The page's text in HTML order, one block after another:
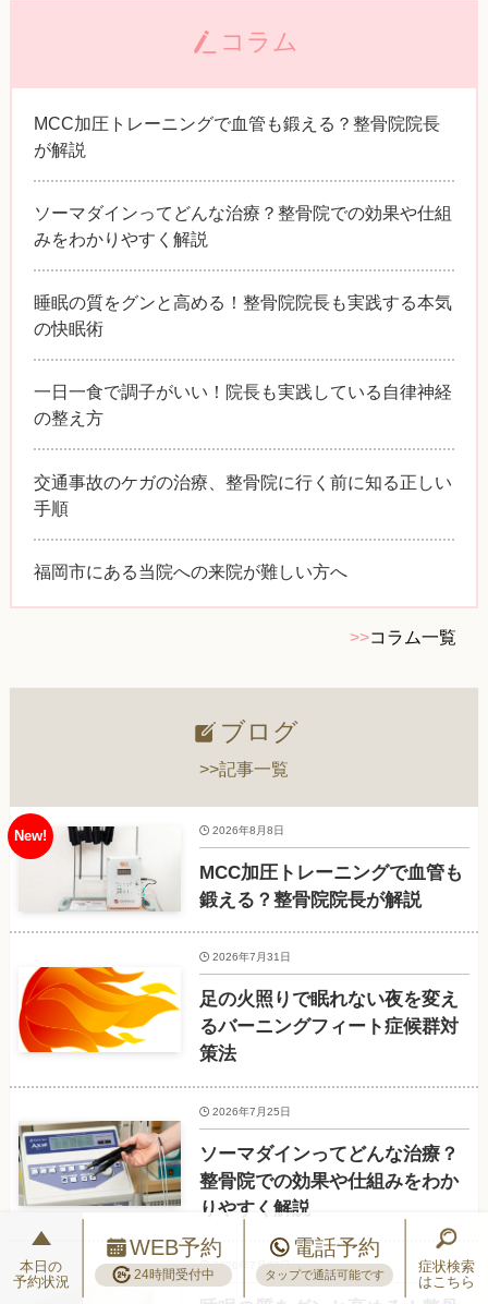
コラム
MCC加圧トレーニングで血管も鍛える？整骨院院長
が解説
ソーマダインってどんな治療？整骨院での効果や仕組
みをわかりやすく解説
睡眠の質をグンと高める！整骨院院長も実践する本気
の快眠術
一日一食で調子がいい！院長も実践している自律神経
の整え方
交通事故のケガの治療、整骨院に行く前に知る正しい
手順
福岡市にある当院への来院が難しい方へ
>>コラム一覧
ブログ
>>記事一覧
MCC加圧トレーニングで血管も
鍛える？整骨院院長が解説
2026年8月8日
足の火照りで眠れない夜を変え
るバーニングフィート症候群対
策法
2026年7月31日
ソーマダインってどんな治療？
整骨院での効果や仕組みをわか
りやすく解説
2026年7月25日
2026年7月20日
本日の
予約状況
WEB予約
24時間受付中
電話予約
タップで通話可能です
症状検索
はこちら